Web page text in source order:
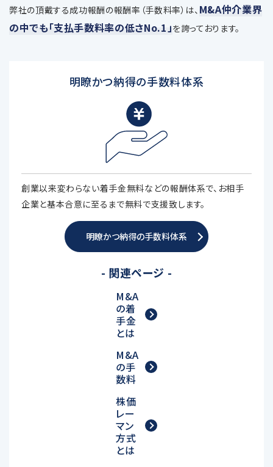
弊社の頂戴する成功報酬の報酬率（手数料率）は、 M&A仲介業界
の中でも「支払手数料率の低さNo.1」を誇っております。
明瞭かつ納得の手数料体系
創業以来変わらない着手金無料などの報酬体系で、お相手
企業と基本合意に至るまで無料で支援致します。
明瞭かつ納得の手数料体系
- 関連ページ -
M&A
の着
手金
とは
M&A
の手
数料
株価
レー
マン
方式
とは